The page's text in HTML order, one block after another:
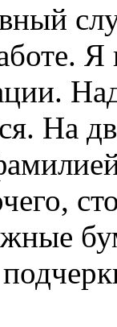
На